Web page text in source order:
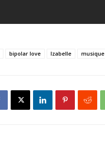
bipolar love Izabelle musique